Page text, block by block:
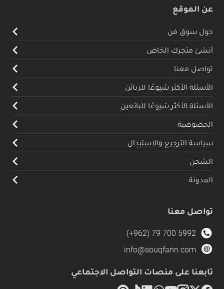
عن الموقع
حول سوق فن
أنشئ متجرك الخاص
تواصل معنا
الأسئلة الأكثر شيوعًا للزبائن
الأسئلة الأكثر شيوعًا للبائعين
الخصوصية
سياسة الترجيع والاستبدال
الشحن
المدونة
تواصل معنا
(+962) 79 700 5992
info@souqfann.com
تابعنا على منصات التواصل الاجتماعي